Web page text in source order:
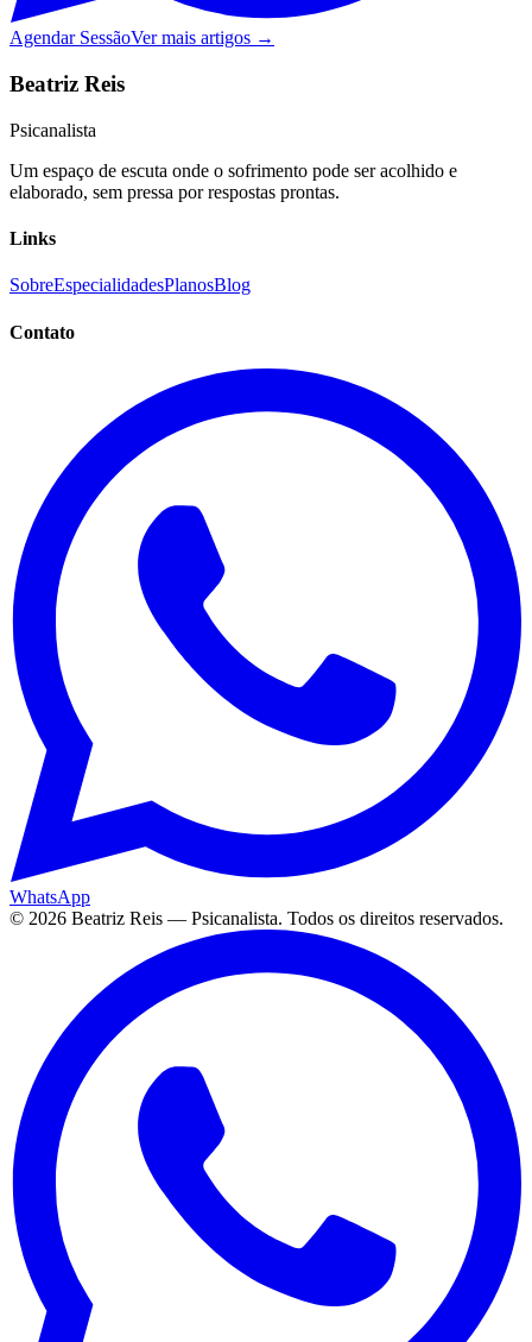
Agendar SessãoVer mais artigos →
Beatriz Reis
Psicanalista
Um espaço de escuta onde o sofrimento pode ser acolhido e
elaborado, sem pressa por respostas prontas.
Links
SobreEspecialidadesPlanosBlog
Contato
WhatsApp
© 2026 Beatriz Reis — Psicanalista. Todos os direitos reservados.